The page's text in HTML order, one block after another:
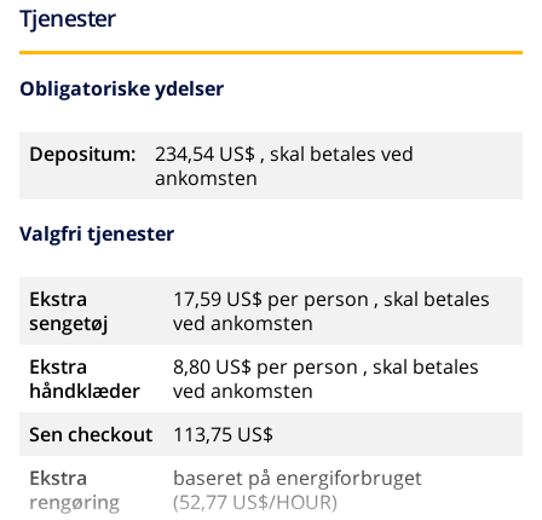
Tjenester
Obligatoriske ydelser
Depositum:
234,54 US$ , skal betales ved
ankomsten
Valgfri tjenester
Ekstra
sengetøj
17,59 US$ per person , skal betales
ved ankomsten
Ekstra
håndklæder
8,80 US$ per person , skal betales
ved ankomsten
Sen checkout
113,75 US$
Ekstra
rengøring
baseret på energiforbruget
(52,77 US$/HOUR)